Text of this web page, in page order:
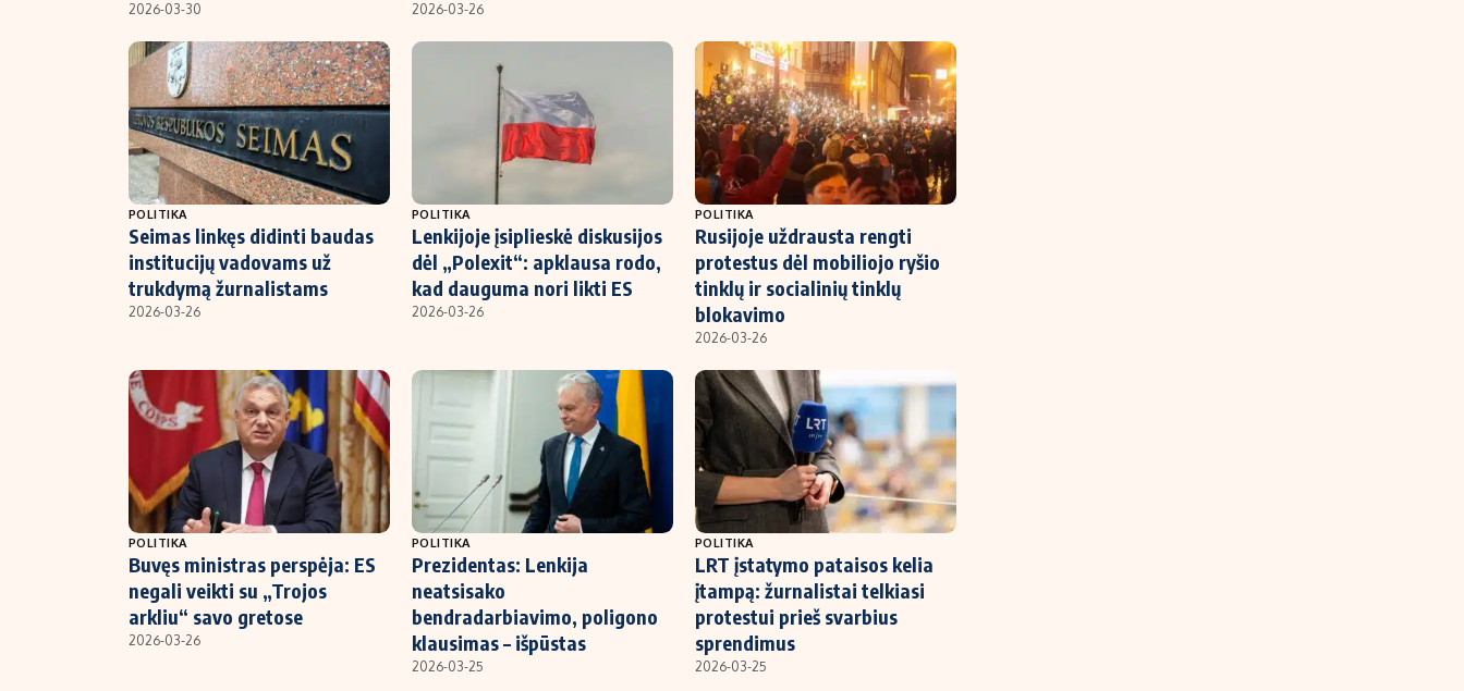
2026-03-30 2026-03-26
POLITIKA
Seimas linkęs didinti baudas
institucijų vadovams už
trukdymą žurnalistams
2026-03-26
POLITIKA
Lenkijoje įsiplieskė diskusijos
dėl „Polexit“: apklausa rodo,
kad dauguma nori likti ES
2026-03-26
POLITIKA
Rusijoje uždrausta rengti
protestus dėl mobiliojo ryšio
tinklų ir socialinių tinklų
blokavimo
2026-03-26
POLITIKA
Buvęs ministras perspėja: ES
negali veikti su „Trojos
arkliu“ savo gretose
2026-03-26
POLITIKA
Prezidentas: Lenkija
neatsisako
bendradarbiavimo, poligono
klausimas – išpūstas
2026-03-25
POLITIKA
LRT įstatymo pataisos kelia
įtampą: žurnalistai telkiasi
protestui prieš svarbius
sprendimus
2026-03-25